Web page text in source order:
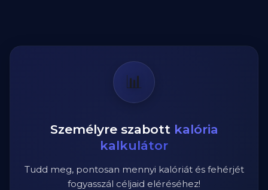
📊
Személyre szabott kalória
kalkulátor
Tudd meg, pontosan mennyi kalóriát és fehérjét
fogyasszál céljaid eléréséhez!